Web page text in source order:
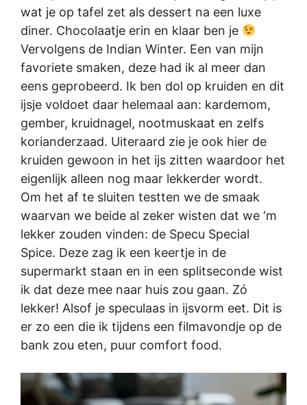
wat je op tafel zet als dessert na een luxe
diner. Chocolaatje erin en klaar ben je
Vervolgens de Indian Winter. Een van mijn
favoriete smaken, deze had ik al meer dan
eens geprobeerd. Ik ben dol op kruiden en dit
ijsje voldoet daar helemaal aan: kardemom,
gember, kruidnagel, nootmuskaat en zelfs
korianderzaad. Uiteraard zie je ook hier de
kruiden gewoon in het ijs zitten waardoor het
eigenlijk alleen nog maar lekkerder wordt.
Om het af te sluiten testten we de smaak
waarvan we beide al zeker wisten dat we ‘m
lekker zouden vinden: de Specu Special
Spice. Deze zag ik een keertje in de
supermarkt staan en in een splitseconde wist
ik dat deze mee naar huis zou gaan. Zó
lekker! Alsof je speculaas in ijsvorm eet. Dit is
er zo een die ik tijdens een filmavondje op de
bank zou eten, puur comfort food.